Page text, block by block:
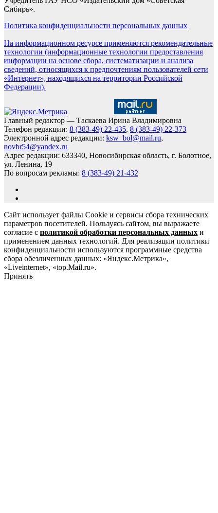
Сибирь».
Политика конфиденциальности персональных данных
На информационном ресурсе применяются рекомендательные
технологии (информационные технологии предоставления
информации на основе сбора, систематизации и анализа
сведений, относящихся к предпочтениям пользователей сети
«Интернет», находящихся на территории Российской
Федерации).
Главный редактор — Таскаева Ирина Владимировна
Телефон редакции: 8 (383-49) 22-435, 8 (383-49) 22-373
Электронной адрес редакции: ksw_bol@mail.ru,
novbr54@yandex.ru
Адрес редакции: 633340, Новосибирская область, г. Болотное,
ул. Ленина, 19
По вопросам рекламы: 8 (383-49) 21-432
Сайт использует файлы Cookie и сервисы сбора технических
параметров посетителей. Пользуясь сайтом, вы выражаете
согласие с политикой обработки персональных данных и
применением данных технологий. Для реализации политики
конфиденциальности используются программные средства
сбора обезличенных данных: «Яндекс.Метрика»,
«Liveinternet», «top.Mail.ru».
Принять